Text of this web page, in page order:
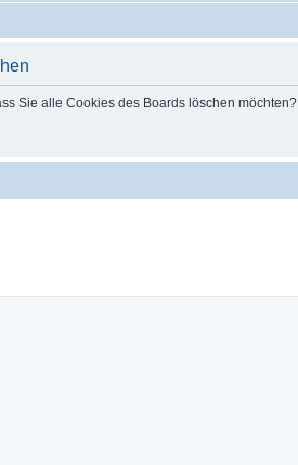
Sie alle Cookies des Boards löschen möchten?